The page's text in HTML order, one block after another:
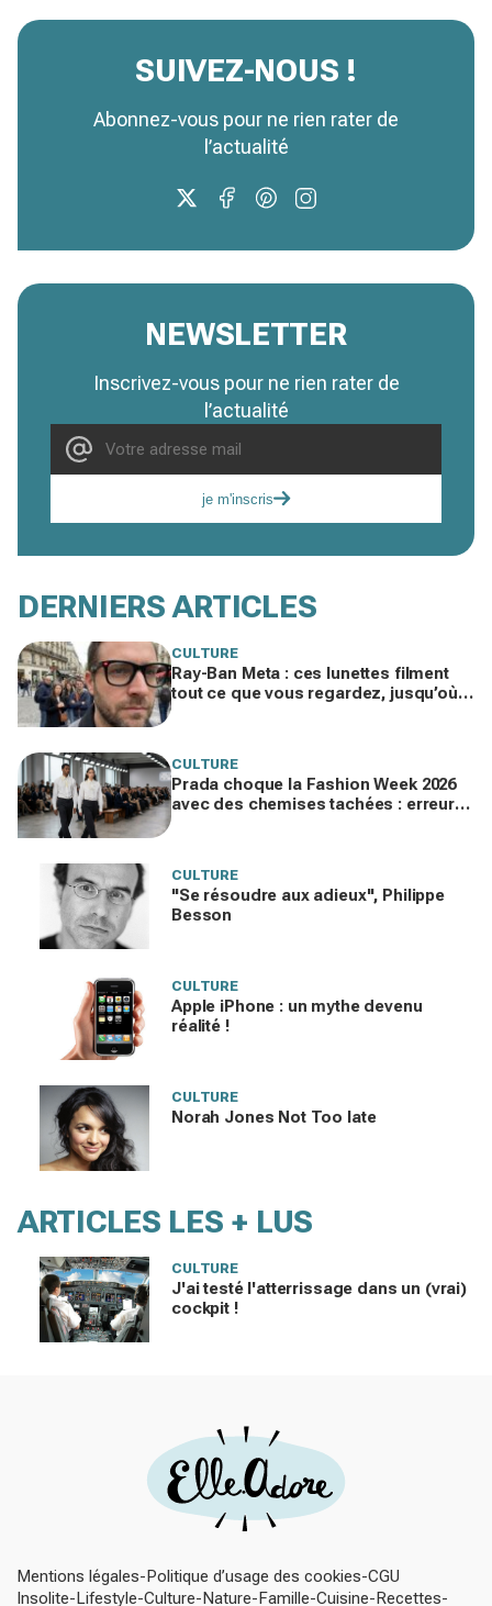
SUIVEZ-NOUS !
Abonnez-vous pour ne rien rater de
l’actualité
NEWSLETTER
Inscrivez-vous pour ne rien rater de
l’actualité
je m'inscris
DERNIERS ARTICLES
CULTURE
Ray-Ban Meta : ces lunettes filment
tout ce que vous regardez, jusqu’où
CULTURE
Prada choque la Fashion Week 2026
avec des chemises tachées : erreur
CULTURE
"Se résoudre aux adieux", Philippe
Besson
CULTURE
Apple iPhone : un mythe devenu
réalité !
CULTURE
Norah Jones Not Too late
ARTICLES LES + LUS
CULTURE
J'ai testé l'atterrissage dans un (vrai)
cockpit !
Mentions légales Politique d’usage des cookies CGU
Insolite Lifestyle Culture Nature Famille Cuisine Recettes